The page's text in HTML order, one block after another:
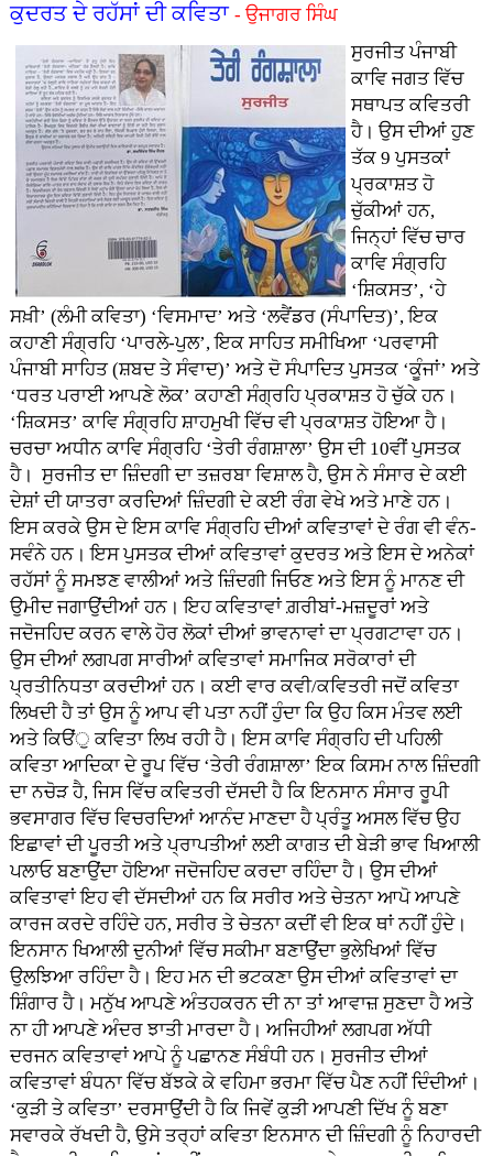
ਕੁਦਰਤ ਦੇ ਰਹੱਸਾਂ ਦੀ ਕਵਿਤਾ - ਉਜਾਗਰ ਸਿੰਘ
ਸੁਰਜੀਤ ਪੰਜਾਬੀ
ਕਾਵਿ ਜਗਤ ਵਿੱਚ
ਸਥਾਪਤ ਕਵਿਤਰੀ
ਹੈ। ਉਸ ਦੀਆਂ ਹੁਣ
ਤੱਕ 9 ਪੁਸਤਕਾਂ
ਪ੍ਰਕਾਸ਼ਤ ਹੋ
ਚੁੱਕੀਆਂ ਹਨ,
ਜਿਨ੍ਹਾਂ ਵਿੱਚ ਚਾਰ
ਕਾਵਿ ਸੰਗ੍ਰਹਿ
‘ਸ਼ਿਕਸਤ’, ‘ਹੇ
ਸਖ਼ੀ’ (ਲੰਮੀ ਕਵਿਤਾ) ‘ਵਿਸਮਾਦ’ ਅਤੇ ‘ਲਵੈਂਡਰ (ਸੰਪਾਦਿਤ)’, ਇਕ
ਕਹਾਣੀ ਸੰਗ੍ਰਹਿ ‘ਪਾਰਲੇ-ਪੁਲ’, ਇਕ ਸਾਹਿਤ ਸਮੀਖਿਆ ‘ਪਰਵਾਸੀ
ਪੰਜਾਬੀ ਸਾਹਿਤ (ਸ਼ਬਦ ਤੇ ਸੰਵਾਦ)’ ਅਤੇ ਦੋ ਸੰਪਾਦਿਤ ਪੁਸਤਕ ‘ਕੂੰਜਾਂ’ ਅਤੇ
‘ਧਰਤ ਪਰਾਈ ਆਪਣੇ ਲੋਕ’ ਕਹਾਣੀ ਸੰਗ੍ਰਹਿ ਪ੍ਰਕਾਸ਼ਤ ਹੋ ਚੁੱਕੇ ਹਨ।
‘ਸ਼ਿਕਸਤ’ ਕਾਵਿ ਸੰਗ੍ਰਹਿ ਸ਼ਾਹਮੁਖੀ ਵਿੱਚ ਵੀ ਪ੍ਰਕਾਸ਼ਤ ਹੋਇਆ ਹੈ।
ਚਰਚਾ ਅਧੀਨ ਕਾਵਿ ਸੰਗ੍ਰਹਿ ‘ਤੇਰੀ ਰੰਗਸ਼ਾਲਾ’ ਉਸ ਦੀ 10ਵੀਂ ਪੁਸਤਕ
ਹੈ। ਸੁਰਜੀਤ ਦਾ ਜ਼ਿੰਦਗੀ ਦਾ ਤਜ਼ਰਬਾ ਵਿਸ਼ਾਲ ਹੈ, ਉਸ ਨੇ ਸੰਸਾਰ ਦੇ ਕਈ
ਦੇਸ਼ਾਂ ਦੀ ਯਾਤਰਾ ਕਰਦਿਆਂ ਜ਼ਿੰਦਗੀ ਦੇ ਕਈ ਰੰਗ ਵੇਖੇ ਅਤੇ ਮਾਣੇ ਹਨ।
ਇਸ ਕਰਕੇ ਉਸ ਦੇ ਇਸ ਕਾਵਿ ਸੰਗ੍ਰਹਿ ਦੀਆਂ ਕਵਿਤਾਵਾਂ ਦੇ ਰੰਗ ਵੀ ਵੰਨ-
ਸਵੰਨੇ ਹਨ। ਇਸ ਪੁਸਤਕ ਦੀਆਂ ਕਵਿਤਾਵਾਂ ਕੁਦਰਤ ਅਤੇ ਇਸ ਦੇ ਅਨੇਕਾਂ
ਰਹੱਸਾਂ ਨੂੰ ਸਮਝਣ ਵਾਲੀਆਂ ਅਤੇ ਜ਼ਿੰਦਗੀ ਜਿਓਣ ਅਤੇ ਇਸ ਨੂੰ ਮਾਨਣ ਦੀ
ਉਮੀਦ ਜਗਾਉਂਦੀਆਂ ਹਨ। ਇਹ ਕਵਿਤਾਵਾਂ ਗ਼ਰੀਬਾਂ-ਮਜ਼ਦੂਰਾਂ ਅਤੇ
ਜਦੋਜਹਿਦ ਕਰਨ ਵਾਲੇ ਹੋਰ ਲੋਕਾਂ ਦੀਆਂ ਭਾਵਨਾਵਾਂ ਦਾ ਪ੍ਰਗਟਾਵਾ ਹਨ।
ਉਸ ਦੀਆਂ ਲਗਪਗ ਸਾਰੀਆਂ ਕਵਿਤਾਵਾਂ ਸਮਾਜਿਕ ਸਰੋਕਾਰਾਂ ਦੀ
ਪ੍ਰਤੀਨਿਧਤਾ ਕਰਦੀਆਂ ਹਨ। ਕਈ ਵਾਰ ਕਵੀ/ਕਵਿਤਰੀ ਜਦੋਂ ਕਵਿਤਾ
ਲਿਖਦੀ ਹੈ ਤਾਂ ਉਸ ਨੂੰ ਆਪ ਵੀ ਪਤਾ ਨਹੀਂ ਹੁੰਦਾ ਕਿ ਉਹ ਕਿਸ ਮੰਤਵ ਲਈ
ਅਤੇ ਕਿੳਂੁ ਕਵਿਤਾ ਲਿਖ ਰਹੀ ਹੈ। ਇਸ ਕਾਵਿ ਸੰਗ੍ਰਹਿ ਦੀ ਪਹਿਲੀ
ਕਵਿਤਾ ਆਦਿਕਾ ਦੇ ਰੂਪ ਵਿੱਚ ‘ਤੇਰੀ ਰੰਗਸ਼ਾਲਾ’ ਇਕ ਕਿਸਮ ਨਾਲ ਜ਼ਿੰਦਗੀ
ਦਾ ਨਚੋੜ ਹੈ, ਜਿਸ ਵਿੱਚ ਕਵਿਤਰੀ ਦੱਸਦੀ ਹੈ ਕਿ ਇਨਸਾਨ ਸੰਸਾਰ ਰੂਪੀ
ਭਵਸਾਗਰ ਵਿੱਚ ਵਿਚਰਦਿਆਂ ਆਨੰਦ ਮਾਣਦਾ ਹੈ ਪ੍ਰੰਤੂ ਅਸਲ ਵਿੱਚ ਉਹ
ਇਛਾਵਾਂ ਦੀ ਪੂਰਤੀ ਅਤੇ ਪ੍ਰਾਪਤੀਆਂ ਲਈ ਕਾਗਤ ਦੀ ਬੇੜੀ ਭਾਵ ਖਿਆਲੀ
ਪਲਾਓ ਬਣਾਉਂਦਾ ਹੋਇਆ ਜਦੋਜਹਿਦ ਕਰਦਾ ਰਹਿੰਦਾ ਹੈ। ਉਸ ਦੀਆਂ
ਕਵਿਤਾਵਾਂ ਇਹ ਵੀ ਦੱਸਦੀਆਂ ਹਨ ਕਿ ਸਰੀਰ ਅਤੇ ਚੇਤਨਾ ਆਪੋ ਆਪਣੇ
ਕਾਰਜ ਕਰਦੇ ਰਹਿੰਦੇ ਹਨ, ਸਰੀਰ ਤੇ ਚੇਤਨਾ ਕਦੀਂ ਵੀ ਇਕ ਥਾਂ ਨਹੀਂ ਹੁੰਦੇ।
ਇਨਸਾਨ ਖਿਆਲੀ ਦੁਨੀਆਂ ਵਿੱਚ ਸਕੀਮਾ ਬਣਾਉਂਦਾ ਭੁਲੇਖਿਆਂ ਵਿੱਚ
ਉਲਝਿਆ ਰਹਿੰਦਾ ਹੈ। ਇਹ ਮਨ ਦੀ ਭਟਕਣਾ ਉਸ ਦੀਆਂ ਕਵਿਤਾਵਾਂ ਦਾ
ਸ਼ਿੰਗਾਰ ਹੈ। ਮਨੁੱਖ ਆਪਣੇ ਅੰਤਹਕਰਨ ਦੀ ਨਾ ਤਾਂ ਆਵਾਜ਼ ਸੁਣਦਾ ਹੈ ਅਤੇ
ਨਾ ਹੀ ਆਪਣੇ ਅੰਦਰ ਝਾਤੀ ਮਾਰਦਾ ਹੈ। ਅਜਿਹੀਆਂ ਲਗਪਗ ਅੱਧੀ
ਦਰਜਨ ਕਵਿਤਾਵਾਂ ਆਪੇ ਨੂੰ ਪਛਾਨਣ ਸੰਬੰਧੀ ਹਨ। ਸੁਰਜੀਤ ਦੀਆਂ
ਕਵਿਤਾਵਾਂ ਬੰਧਨਾ ਵਿੱਚ ਬੱਝਕੇ ਕੇ ਵਹਿਮਾ ਭਰਮਾ ਵਿੱਚ ਪੈਣ ਨਹੀਂ ਦਿੰਦੀਆਂ।
‘ਕੁੜੀ ਤੇ ਕਵਿਤਾ’ ਦਰਸਾਉਂਦੀ ਹੈ ਕਿ ਜਿਵੇਂ ਕੁੜੀ ਆਪਣੀ ਦਿੱਖ ਨੂੰ ਬਣਾ
ਸਵਾਰਕੇ ਰੱਖਦੀ ਹੈ, ਉਸੇ ਤਰ੍ਹਾਂ ਕਵਿਤਾ ਇਨਸਾਨ ਦੀ ਜ਼ਿੰਦਗੀ ਨੂੰ ਨਿਹਾਰਦੀ